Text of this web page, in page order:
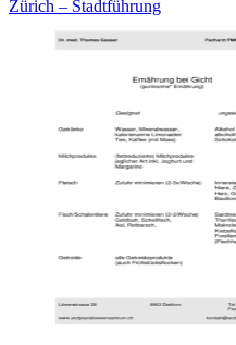
Zürich – Stadtführung